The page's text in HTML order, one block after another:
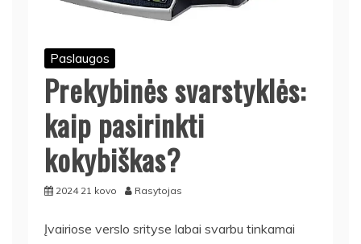
Paslaugos
Prekybinės svarstyklės:
kaip pasirinkti
kokybiškas?
2024 21 kovo Rasytojas
Įvairiose verslo srityse labai svarbu tinkamai